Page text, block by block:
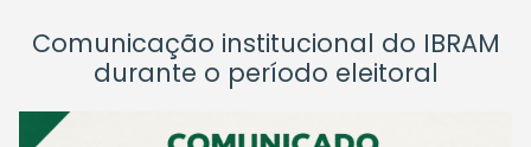
Comunicação institucional do IBRAM
durante o período eleitoral